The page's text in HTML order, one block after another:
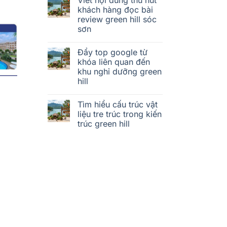
khách hàng đọc bài
review green hill sóc
sơn
Đẩy top google từ
khóa liên quan đến
khu nghỉ dưỡng green
hill
Tìm hiểu cấu trúc vật
liệu tre trúc trong kiến
trúc green hill